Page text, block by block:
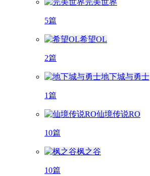
完美世界
5篇
希望OL
2篇
地下城与勇士
1篇
仙境传说RO
10篇
枫之谷
10篇